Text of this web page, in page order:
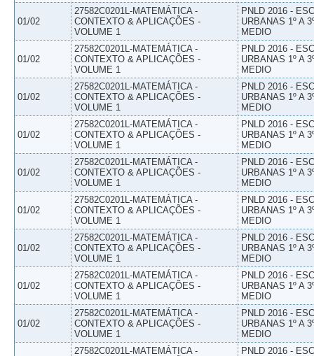
01/02
27582C0201L-MATEMÁTICA -
CONTEXTO & APLICAÇÕES -
VOLUME 1
PNLD 2016 -
URBANAS 1º A
MEDIO
01/02
27582C0201L-MATEMÁTICA -
CONTEXTO & APLICAÇÕES -
VOLUME 1
PNLD 2016 -
URBANAS 1º A
MEDIO
01/02
27582C0201L-MATEMÁTICA -
CONTEXTO & APLICAÇÕES -
VOLUME 1
PNLD 2016 -
URBANAS 1º A
MEDIO
01/02
27582C0201L-MATEMÁTICA -
CONTEXTO & APLICAÇÕES -
VOLUME 1
PNLD 2016 -
URBANAS 1º A
MEDIO
01/02
27582C0201L-MATEMÁTICA -
CONTEXTO & APLICAÇÕES -
VOLUME 1
PNLD 2016 -
URBANAS 1º A
MEDIO
01/02
27582C0201L-MATEMÁTICA -
CONTEXTO & APLICAÇÕES -
VOLUME 1
PNLD 2016 -
URBANAS 1º A
MEDIO
01/02
27582C0201L-MATEMÁTICA -
CONTEXTO & APLICAÇÕES -
VOLUME 1
PNLD 2016 -
URBANAS 1º A
MEDIO
01/02
27582C0201L-MATEMÁTICA -
CONTEXTO & APLICAÇÕES -
VOLUME 1
PNLD 2016 -
URBANAS 1º A
MEDIO
01/02
27582C0201L-MATEMÁTICA -
CONTEXTO & APLICAÇÕES -
VOLUME 1
PNLD 2016 -
URBANAS 1º A
MEDIO
27582C0201L-MATEMÁTICA -
PNLD 2016 -